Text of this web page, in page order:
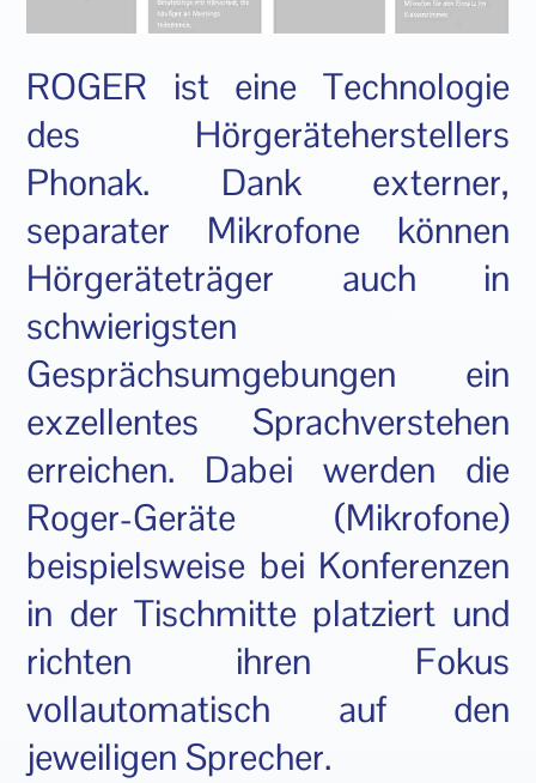
ROGER ist eine Technologie
des Hörgeräteherstellers
Phonak. Dank externer,
separater Mikrofone können
Hörgeräteträger auch in
schwierigsten
Gesprächsumgebungen ein
exzellentes Sprachverstehen
erreichen. Dabei werden die
Roger-Geräte (Mikrofone)
beispielsweise bei Konferenzen
in der Tischmitte platziert und
richten ihren Fokus
vollautomatisch auf den
jeweiligen Sprecher.